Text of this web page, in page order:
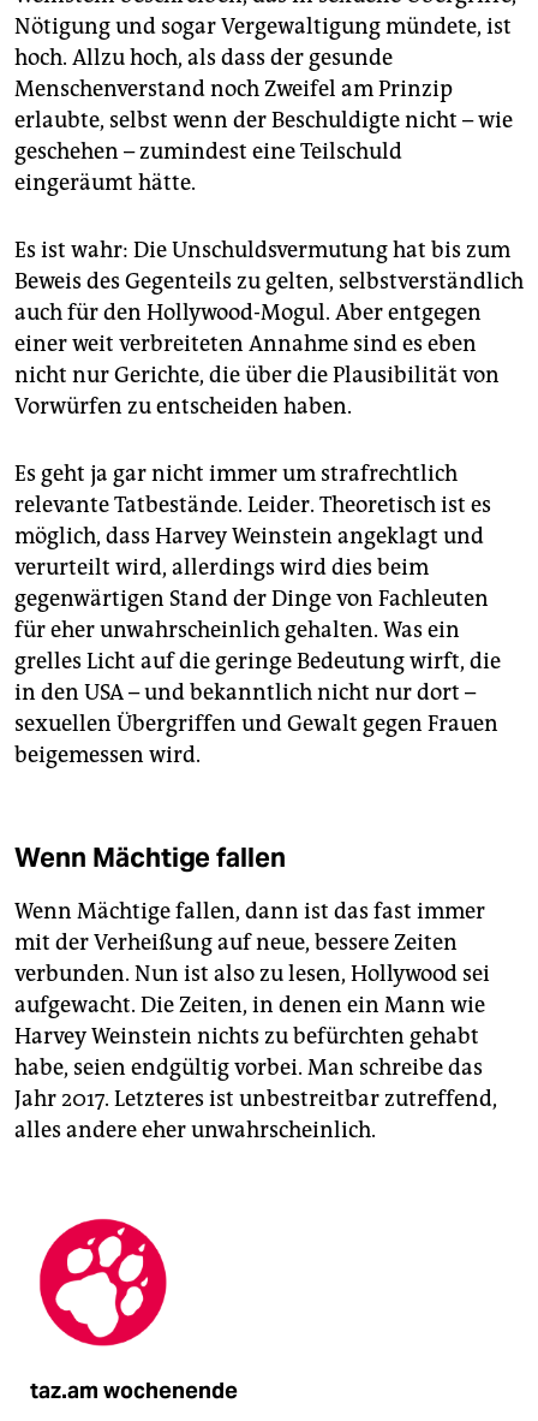
epaper login
Nötigung und sogar Vergewaltigung mündete, ist
hoch. Allzu hoch, als dass der gesunde
Menschenverstand noch Zweifel am Prinzip
erlaubte, selbst wenn der Beschuldigte nicht – wie
geschehen – zumindest eine Teilschuld
eingeräumt hätte.
Es ist wahr: Die Unschuldsvermutung hat bis zum
Beweis des Gegenteils zu gelten, selbstverständlich
auch für den Hollywood-Mogul. Aber entgegen
einer weit verbreiteten Annahme sind es eben
nicht nur Gerichte, die über die Plausibilität von
Vorwürfen zu entscheiden haben.
Es geht ja gar nicht immer um strafrechtlich
relevante Tatbestände. Leider. Theoretisch ist es
möglich, dass Harvey Weinstein angeklagt und
verurteilt wird, allerdings wird dies beim
gegenwärtigen Stand der Dinge von Fachleuten
für eher unwahrscheinlich gehalten. Was ein
grelles Licht auf die geringe Bedeutung wirft, die
in den USA – und bekanntlich nicht nur dort –
sexuellen Übergriffen und Gewalt gegen Frauen
beigemessen wird.
Wenn Mächtige fallen
Wenn Mächtige fallen, dann ist das fast immer
mit der Verheißung auf neue, bessere Zeiten
verbunden. Nun ist also zu lesen, Hollywood sei
aufgewacht. Die Zeiten, in denen ein Mann wie
Harvey Weinstein nichts zu befürchten gehabt
habe, seien endgültig vorbei. Man schreibe das
Jahr 2017. Letzteres ist unbestreitbar zutreffend,
alles andere eher unwahrscheinlich.
taz.am wochenende